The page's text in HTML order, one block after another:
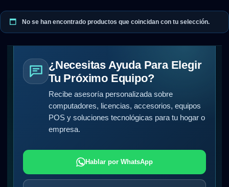
No se han encontrado productos que coincidan con tu selección.
¿Necesitas Ayuda Para Elegir
Tu Próximo Equipo?
Recibe asesoría personalizada sobre
computadores, licencias, accesorios, equipos
POS y soluciones tecnológicas para tu hogar o
empresa.
Hablar por WhatsApp